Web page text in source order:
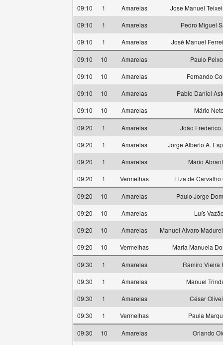
09:10
1 Amarelas
Jose Manuel
09:10
1 Amarelas
Pedro Miguel
09:10
1 Amarelas José Manuel
09:10 10 Amarelas
Paulo
09:10
10 Amarelas
Fernando
09:10
10 Amarelas
Pablo Daniel
09:10
10 Amarelas Mário
09:20 1 Amarelas
João Frederico
09:20
1 Amarelas
Jorge Alberto A.
09:20
1 Amarelas
Mário
09:20
1 Vermelhas Elza de Carvalho
09:20 10 Amarelas
Paulo Jorge
09:20
10 Amarelas
Luís
09:20
10 Amarelas
Manuel Alvaro
09:20
10 Vermelhas Maria Manuela
09:30 1 Amarelas
Ramiro Vieira
09:30
1 Amarelas
Manuel
09:30
1 Amarelas
César
09:30
1 Vermelhas Paula
09:30 10 Amarelas
Orlando